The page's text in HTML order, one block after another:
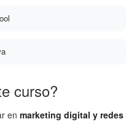
curso?
en marketing digital y redes